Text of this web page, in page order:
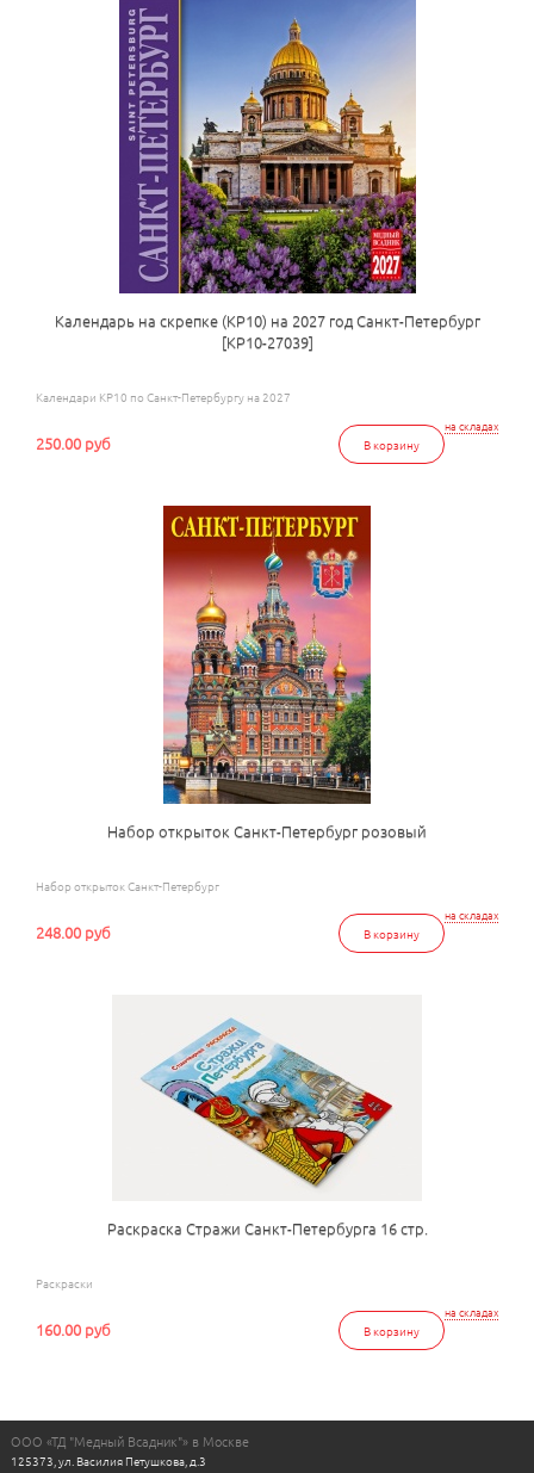
Календарь на скрепке (КР10) на 2027 год Санкт-Петербург
[КР10-27039]
Календари КР10 по Санкт-Петербургу на 2027
на складах
В корзину
250.00 руб
Набор открыток Санкт-Петербург розовый
Набор открыток Санкт-Петербург
на складах
В корзину
248.00 руб
Раскраска Стражи Санкт-Петербурга 16 стр.
Раскраски
на складах
В корзину
160.00 руб
ООО «ТД "Медный Всадник"» в Москве
125373, ул. Василия Петушкова, д.3